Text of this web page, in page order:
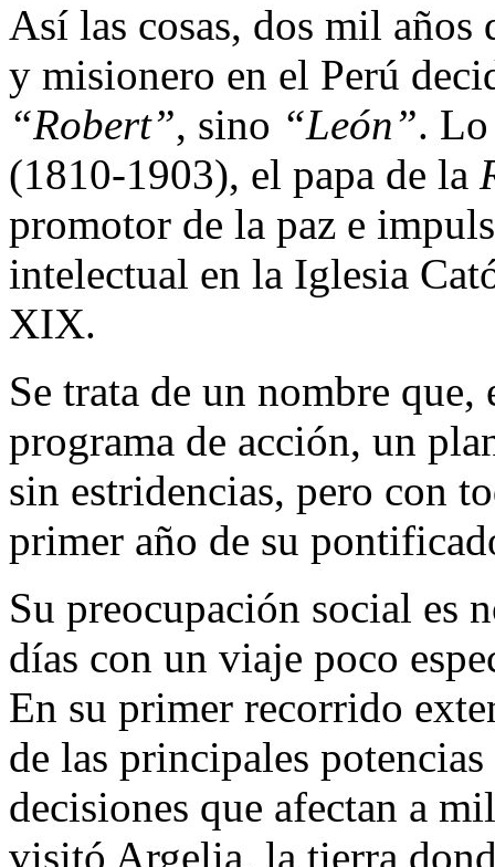
Así las cosas, dos mil años
y misionero en el Perú
“Robert”, sino “León”.
(1810-1903), el papa de la
promotor de la paz e
intelectual en la Iglesia
XIX.
Se trata de un nombre
programa de acción, un
sin estridencias, pero con
primer año de su
Su preocupación social es
días con un viaje poco
En su primer recorrido
de las principales
decisiones que afectan a
visitó Argelia, la tierra